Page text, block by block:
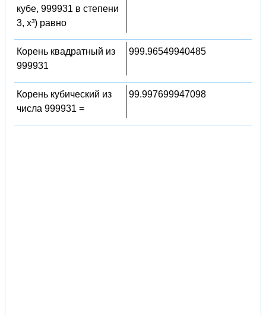
кубе, 999931 в степени
3, x³) равно
Корень квадратный из
999931
999.96549940485
Корень кубический из
числа 999931 =
99.997699947098